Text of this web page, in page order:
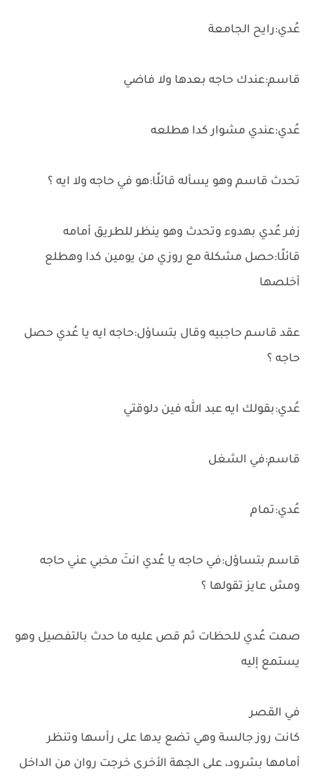
عُدي:رايح الجامعة
قاسم:عندك حاجه بعدها ولا فاضي
عُدي:عندي مشوار كدا هطلعه
تحدث قاسم وهو يسأله قائلًا:هو في حاجه ولا ايه ؟
زفر عُدي بهدوء وتحدث وهو ينظر للطريق أمامه
قائلًا:حصل مشكلة مع روزي من يومين كدا وهطلع
أخلصها
عقد قاسم حاجبيه وقال بتساؤل:حاجه ايه يا عُدي حصل
حاجه ؟
عُدي:بقولك ايه عبد الله فين دلوقتي
قاسم:في الشغل
عُدي:تمام
قاسم بتساؤل:في حاجه يا عُدي انتَ مخبي عني حاجه
ومش عايز تقولها ؟
صمت عُدي للحظات ثم قص عليه ما حدث بالتفصيل وهو
يستمع إليه
في القصر
كانت روز جالسة وهي تضع يدها على رأسها وتنظر
أمامها بشرود، على الجهة الأخرى خرجت روان من الداخل